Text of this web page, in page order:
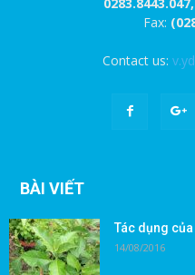
Fax:
Contact us:
BÀI VIẾT
Tác dụng
14/08/2016